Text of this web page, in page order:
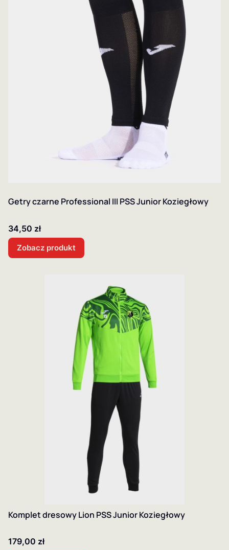
Getry czarne Professional III PSS Junior Koziegłowy
Cena
34,50 zł
Zobacz produkt
Komplet dresowy Lion PSS Junior Koziegłowy
Cena
179,00 zł